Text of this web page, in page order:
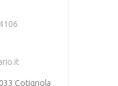
Cotignola